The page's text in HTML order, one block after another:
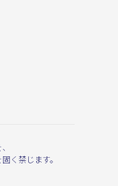
く禁じます。